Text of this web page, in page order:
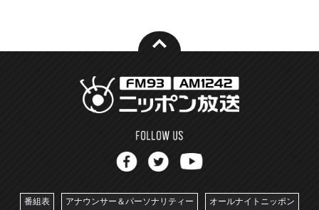
番組表 アナウンサー＆パーソナリティー オールナイトニッポン